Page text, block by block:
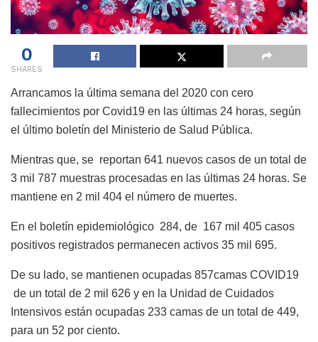
0
SHARES
Arrancamos la última semana del 2020 con cero
fallecimientos por Covid19 en las últimas 24 horas, según
el último boletín del Ministerio de Salud Pública.
Mientras que, se reportan 641 nuevos casos de un total de
3 mil 787 muestras procesadas en las últimas 24 horas. Se
mantiene en 2 mil 404 el número de muertes.
En el boletín epidemiológico 284, de 167 mil 405 casos
positivos registrados permanecen activos 35 mil 695.
De su lado, se mantienen ocupadas 857camas COVID19
de un total de 2 mil 626 y en la Unidad de Cuidados
Intensivos están ocupadas 233 camas de un total de 449,
para un 52 por ciento.